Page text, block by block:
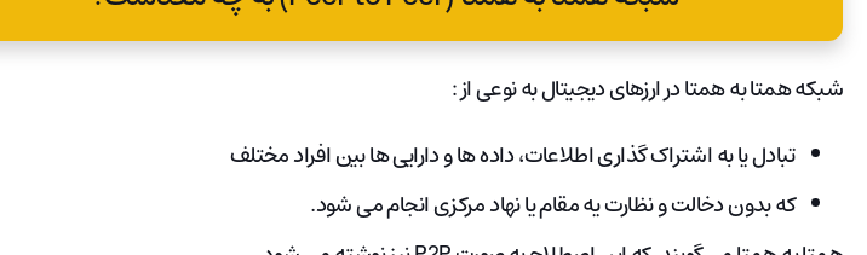
شبکه همتا به همتا در ارزهای دیجیتال به نوعی از :
تبادل یا به اشتراک گذاری اطلاعات، داده ها و دارایی ها بین افراد مختلف
که بدون دخالت و نظارت یه مقام یا نهاد مرکزی انجام می شود.